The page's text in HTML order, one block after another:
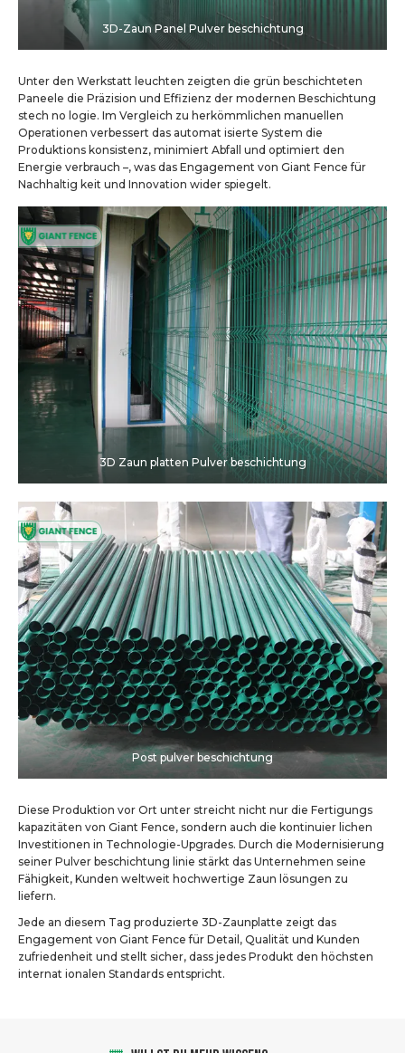
3D-Zaun Panel Pulver beschichtung
Unter den Werkstatt leuchten zeigten die grün beschichteten
Paneele die Präzision und Effizienz der modernen Beschichtung
stech no logie. Im Vergleich zu herkömmlichen manuellen
Operationen verbessert das automat isierte System die
Produktions konsistenz, minimiert Abfall und optimiert den
Energie verbrauch –, was das Engagement von Giant Fence für
Nachhaltig keit und Innovation wider spiegelt.
3D Zaun platten Pulver beschichtung
Post pulver beschichtung
Diese Produktion vor Ort unter streicht nicht nur die Fertigungs
kapazitäten von Giant Fence, sondern auch die kontinuier lichen
Investitionen in Technologie-Upgrades. Durch die Modernisierung
seiner Pulver beschichtung linie stärkt das Unternehmen seine
Fähigkeit, Kunden weltweit hochwertige Zaun lösungen zu
liefern.
Jede an diesem Tag produzierte 3D-Zaunplatte zeigt das
Engagement von Giant Fence für Detail, Qualität und Kunden
zufriedenheit und stellt sicher, dass jedes Produkt den höchsten
internat ionalen Standards entspricht.